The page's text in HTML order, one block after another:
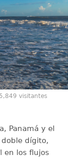
visitantes
Panamá y el
doble dígito,
en los flujos